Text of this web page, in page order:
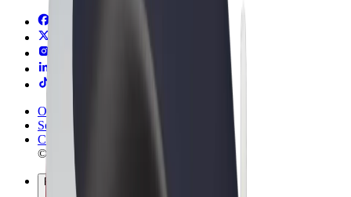
Obchodní podmínky
Soukromí
Cookies
© 2026 Bolt Technology OÜ
Produkty